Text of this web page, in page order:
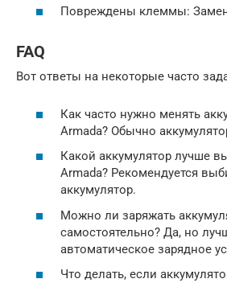
Повреждены клеммы:
FAQ
Вот ответы на некоторые часто
Как часто нужно менять
Armada? Обычно
Какой аккумулятор лучше
Armada? Рекомендуется
аккумулятор.
Можно ли заряжать
самостоятельно? Да, но
автоматическое зарядное
Что делать, если